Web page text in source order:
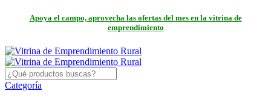
Apoya el campo, aprovecha las ofertas del mes en la vitrina de
emprendimiento
Categoría